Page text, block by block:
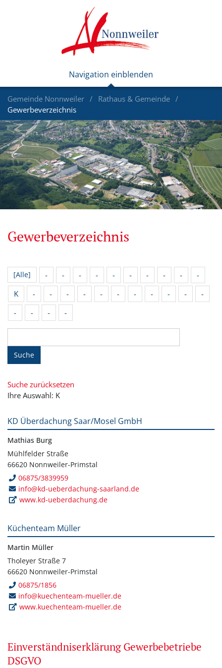
Gemeinde Nonnweiler
Rathaus & Gemeinde
Gewerbeverzeichnis
Gewerbeverzeichnis
[Alle] - - - - - - - - -
-
K
- - - - - - - - - -
-
-
- - -
Suche
Suche zurücksetzen
Ihre Auswahl: K
KD Überdachung Saar/Mosel GmbH
Mathias Burg
Mühlfelder Straße
66620 Nonnweiler-Primstal
06875/3839959
info@kd-ueberdachung-saarland.de
www.kd-ueberdachung.de
Küchenteam Müller
Martin Müller
Tholeyer Straße 7
66620 Nonnweiler-Primstal
06875/1856
info@kuechenteam-mueller.de
www.kuechenteam-mueller.de
Einverständniserklärung Gewerbebetriebe
DSGVO